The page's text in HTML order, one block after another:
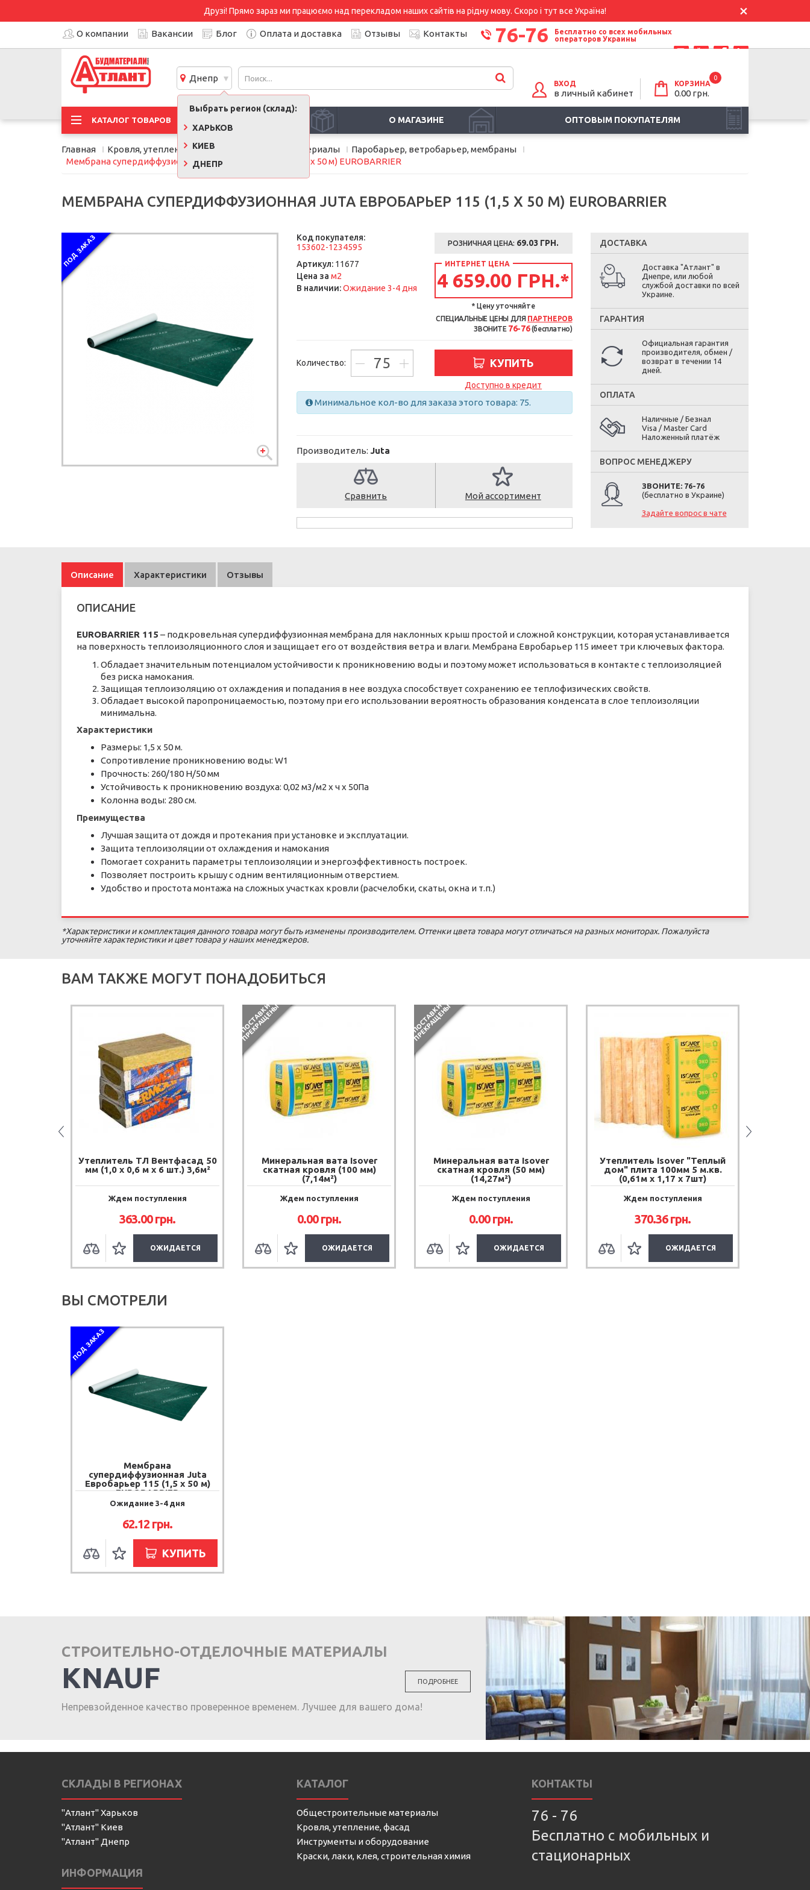
Друзі! Прямо зараз ми працюємо над перекладом наших сайтів на рідну мову. Скоро і тут все Україна!
О компании Вакансии Блог Оплата и доставка Отзывы Контакты 76-76
Бесплатно со всех мобильных
операторов Украины
Днепр
Выбрать регион (склад):
ХАРЬКОВ
КИЕВ
ДНЕПР
ВХОД
в личный кабинет
КОРЗИНА
0
0.00 грн.
КАТАЛОГ ТОВАРОВ О МАГАЗИНЕ ОПТОВЫМ ПОКУПАТЕЛЯМ
Главная Кровля, утепление, фасад Кровельные материалы
Паробарьер, ветробарьер, мембраны
Мембрана супердиффузионная Juta Евробарьер 115 (1,5 х 50 м) EUROBARRIER
МЕМБРАНА СУПЕРДИФФУЗИОННАЯ JUTA ЕВРОБАРЬЕР 115 (1,5 Х 50 М) EUROBARRIER
ПОД ЗАКАЗ
Код покупателя:
153602-1234595
Артикул: 11677
Цена за м2
В наличии:Ожидание 3-4 дня
РОЗНИЧНАЯ ЦЕНА: 69.03 ГРН.
ИНТЕРНЕТ ЦЕНА
4 659.00 ГРН.*
* Цену уточняйте
СПЕЦИАЛЬНЫЕ ЦЕНЫ ДЛЯ ПАРТНЕРОВ
ЗВОНИТЕ 76-76(бесплатно)
Количество: КУПИТЬ
Доступно в кредит
Минимальное кол-во для заказа этого товара: 75.
Производитель: Juta
Сравнить Мой ассортимент
ДОСТАВКА
Доставка "Атлант" в
Днепре, или любой
службой доставки по всей
Украине.
ГАРАНТИЯ
Официальная гарантия
производителя, обмен /
возврат в течении 14
дней.
ОПЛАТА
Наличные / Безнал
Visa / Master Card
Наложенный платёж
ВОПРОС МЕНЕДЖЕРУ
ЗВОНИТЕ: 76-76
(бесплатно в Украине)
Задайте вопрос в чате
Описание Характеристики Отзывы
ОПИСАНИЕ
EUROBARRIER 115 – подкровельная супердиффузионная мембрана для наклонных крыш простой и сложной конструкции, которая устанавливается
на поверхность теплоизоляционного слоя и защищает его от воздействия ветра и влаги. Мембрана Евробарьер 115 имеет три ключевых фактора.
Обладает значительным потенциалом устойчивости к проникновению воды и поэтому может использоваться в контакте с теплоизоляцией
без риска намокания.
Защищая теплоизоляцию от охлаждения и попадания в нее воздуха способствует сохранению ее теплофизических свойств.
Обладает высокой паропроницаемостью, поэтому при его использовании вероятность образования конденсата в слое теплоизоляции
минимальна.
Характеристики
Размеры: 1,5 x 50 м.
Сопротивление проникновению воды: W1
Прочность: 260/180 Н/50 мм
Устойчивость к проникновению воздуха: 0,02 м3/м2 х ч х 50Па
Колонна воды: 280 см.
Преимущества
Лучшая защита от дождя и протекания при установке и эксплуатации.
Защита теплоизоляции от охлаждения и намокания
Помогает сохранить параметры теплоизоляции и энергоэффективность построек.
Позволяет построить крышу с одним вентиляционным отверстием.
Удобство и простота монтажа на сложных участках кровли (расчелобки, скаты, окна и т.п.)
*Характеристики и комплектация данного товара могут быть изменены производителем. Оттенки цвета товара могут отличаться на разных мониторах. Пожалуйста
уточняйте характеристики и цвет товара у наших менеджеров.
ВАМ ТАКЖЕ МОГУТ ПОНАДОБИТЬСЯ
Утеплитель ТЛ Вентфасад 50
мм (1,0 х 0,6 м х 6 шт.) 3,6м²
Ждем поступления
363.00грн.
ОЖИДАЕТСЯ
П
О
С
Т
А
В
К
И
П
Р
Е
К
Р
А
Щ
Е
Н
Ы
Минеральная вата Isover
скатная кровля (100 мм)
(7,14м²)
Ждем поступления
0.00грн.
ОЖИДАЕТСЯ
П
О
С
Т
А
В
К
И
П
Р
Е
К
Р
А
Щ
Е
Н
Ы
Минеральная вата Isover
скатная кровля (50 мм)
(14,27м²)
Ждем поступления
0.00грн.
ОЖИДАЕТСЯ
Утеплитель Isover "Теплый
дом" плита 100мм 5 м.кв.
(0,61м х 1,17 х 7шт)
Ждем поступления
370.36грн.
ОЖИДАЕТСЯ
ВЫ СМОТРЕЛИ
ПОД ЗАКАЗ
Мембрана
супердиффузионная Juta
Евробарьер 115 (1,5 х 50 м)
EUROBARRIER
Ожидание 3-4 дня
62.12 грн.
КУПИТЬ
СТРОИТЕЛЬНО-ОТДЕЛОЧНЫЕ МАТЕРИАЛЫ
KNAUF
Непревзойденное качество проверенное временем. Лучшее для вашего дома!
ПОДРОБНЕЕ
СКЛАДЫ В РЕГИОНАХ
"Атлант" Харьков
"Атлант" Киев
"Атлант" Днепр
ИНФОРМАЦИЯ
КАТАЛОГ
Общестроительные материалы
Кровля, утепление, фасад
Инструменты и оборудование
Краски, лаки, клея, строительная химия
КОНТАКТЫ
76 - 76
Бесплатно с мобильных и
стационарных